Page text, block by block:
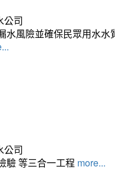
公司
水風險並確保民眾用水
公司
驗 等三合一工程 more...